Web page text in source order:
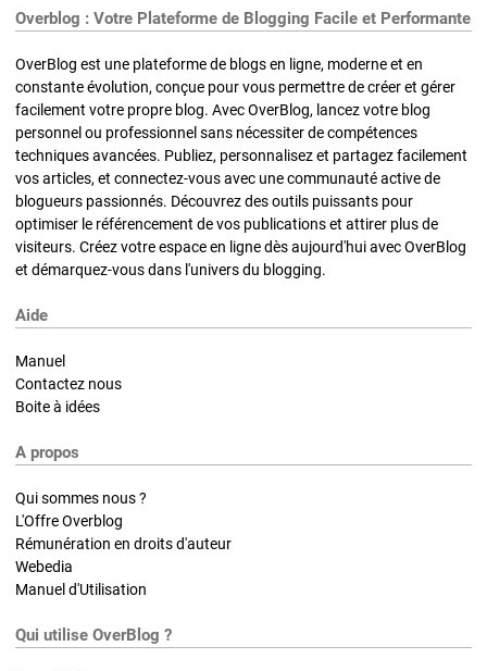
Overblog : Votre Plateforme de Blogging Facile et Performante
OverBlog est une plateforme de blogs en ligne, moderne et en
constante évolution, conçue pour vous permettre de créer et gérer
facilement votre propre blog. Avec OverBlog, lancez votre blog
personnel ou professionnel sans nécessiter de compétences
techniques avancées. Publiez, personnalisez et partagez facilement
vos articles, et connectez-vous avec une communauté active de
blogueurs passionnés. Découvrez des outils puissants pour
optimiser le référencement de vos publications et attirer plus de
visiteurs. Créez votre espace en ligne dès aujourd'hui avec OverBlog
et démarquez-vous dans l'univers du blogging.
Aide
Manuel
Contactez nous
Boite à idées
A propos
Qui sommes nous ?
L'Offre Overblog
Rémunération en droits d'auteur
Webedia
Manuel d'Utilisation
Qui utilise OverBlog ?